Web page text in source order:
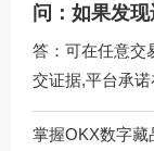
问：如果发
答：可在任意交
交证据,平台承诺
掌握OKX数字藏